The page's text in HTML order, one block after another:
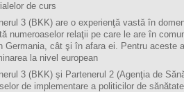
de curs
3 (BKK) are o experienţă vastă în
numeroaselor relaţii pe care le are în
Germania, cât şi în afara ei. Pentru aceste
la nivel european
3 (BKK) şi Partenerul 2 (Agenţia de
de implementare a politicilor de